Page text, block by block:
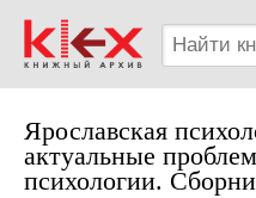
Ярославская
актуальные
психологии.